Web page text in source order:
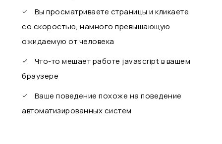
Вы просматриваете страницы и кликаете
со скоростью, намного превышающую
ожидаемую от человека
Что-то мешает работе javascript в вашем
браузере
Ваше поведение похоже на поведение
автоматизированных систем